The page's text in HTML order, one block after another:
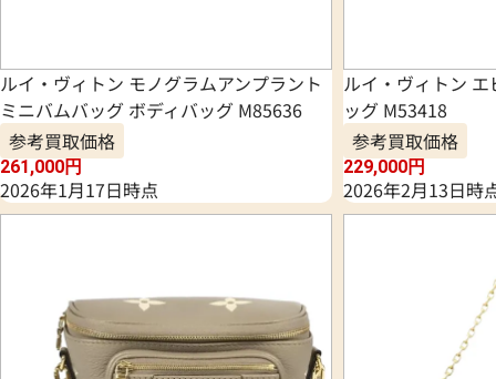
ルイ・ヴィトン モノグラムアンプラント
ミニバムバッグ ボディバッグ M85636
参考買取価格
261,000円
2026年1月17日時点
ルイ・ヴィトン
ッグ M53418
参考買取価格
229,000円
2026年2月13日時